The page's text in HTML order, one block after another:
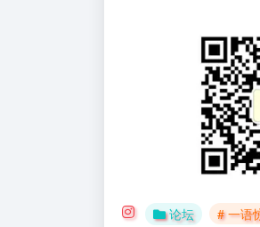
论坛 # 一语